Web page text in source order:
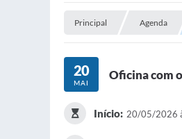
Principal Agenda
20
MAI
Oficina com
Início: 20/05/2026